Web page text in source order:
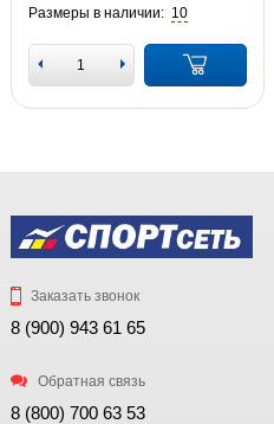
Размеры в наличии: 10
Заказать звонок
8 (900) 943 61 65
Обратная связь
8 (800) 700 63 53